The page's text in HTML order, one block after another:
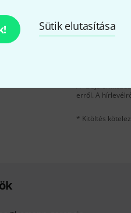
Sütik elutasítása
A
erről. A
* Kitöltés